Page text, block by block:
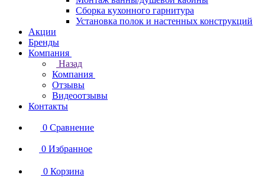
Сборка кухонного гарнитура
Установка полок и настенных конструкций
Акции
Бренды
Компания
Назад
Компания
Отзывы
Видеоотзывы
Контакты
0 Сравнение
0 Избранное
0 Корзина